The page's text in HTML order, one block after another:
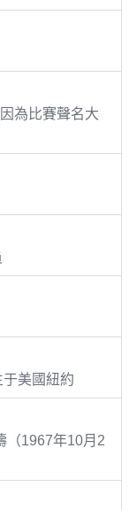
為比賽聲名大
美國紐約
（1967年10月2